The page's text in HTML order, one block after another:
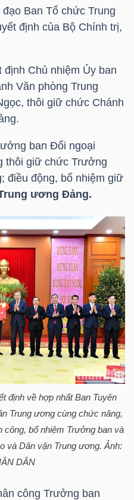
Ban Tổ chức Trung
định của Bộ Chính trị,
Chủ nhiệm Ủy ban
Văn phòng Trung
thôi giữ chức Chánh
ban Đối ngoại
thôi giữ chức Trưởng
điều động, bổ nhiệm giữ
ương Đảng.
định về hợp nhất Ban Tuyên
Trung ương cùng chức năng,
công, bổ nhiệm Trưởng ban và
và Dân vận Trung ương. Ảnh:
DÂN
công Trưởng ban
Chứng chỉ quỹ Chứng
Người liên quan Cổ đông lớn